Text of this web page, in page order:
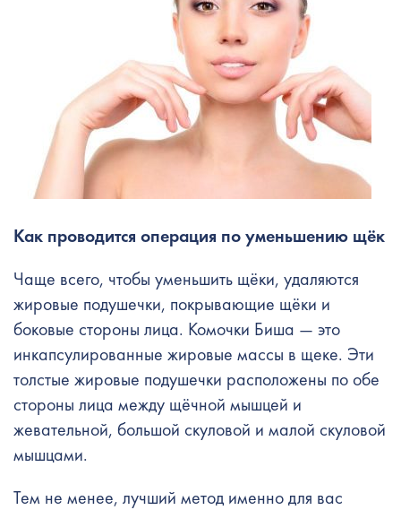
Как проводится операция поуменьшению щёк
Чаще всего, чтобы уменьшить щёки, удаляются
жировые подушечки, покрывающие щёки и
боковые стороны лица. Комочки Биша — это
инкапсулированные жировые массы в щеке. Эти
толстые жировые подушечки расположены по обе
стороны лица между щёчной мышцей и
жевательной, большой скуловой и малой скуловой
мышцами.
Тем не менее, лучший метод именно для вас